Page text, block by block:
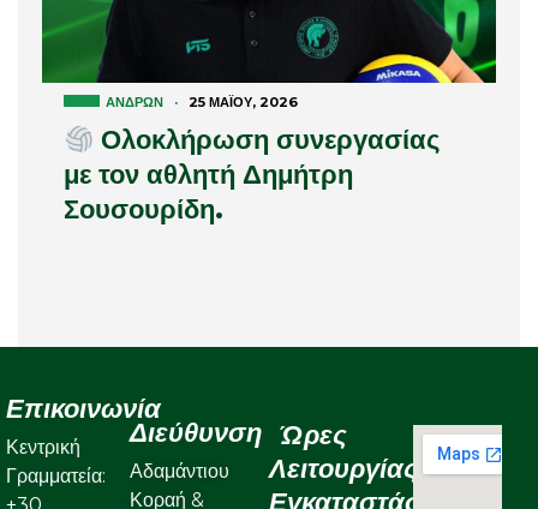
ΑΝΔΡΏΝ · 25 ΜΑΪ́ΟΥ, 2026
Ολοκλήρωση συνεργασίας
με τον αθλητή Δημήτρη
Σουσουρίδη.
Επικοινωνία
Κεντρική
Γραμματεία:
Διεύθυνση
Αδαμάντιου
Κοραή &
Ώρες
Λειτουργίας